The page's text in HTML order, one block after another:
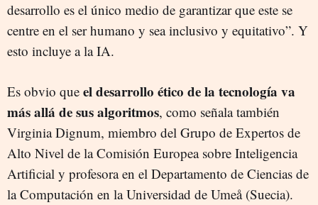
desarrollo es el único medio de garantizar que este se
centre en el ser humano y sea inclusivo y equitativo”. Y
esto incluye a la IA.
Es obvio que el desarrollo ético de la tecnología va
más allá de sus algoritmos, como señala también
Virginia Dignum, miembro del Grupo de Expertos de
Alto Nivel de la Comisión Europea sobre Inteligencia
Artificial y profesora en el Departamento de Ciencias de
la Computación en la Universidad de Umeå (Suecia).